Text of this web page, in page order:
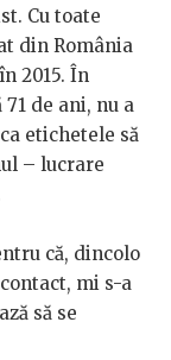
Cu toate
din România
2015. În
de ani, nu a
etichetele să
– lucrare
că, dincolo
mi s-a
să se